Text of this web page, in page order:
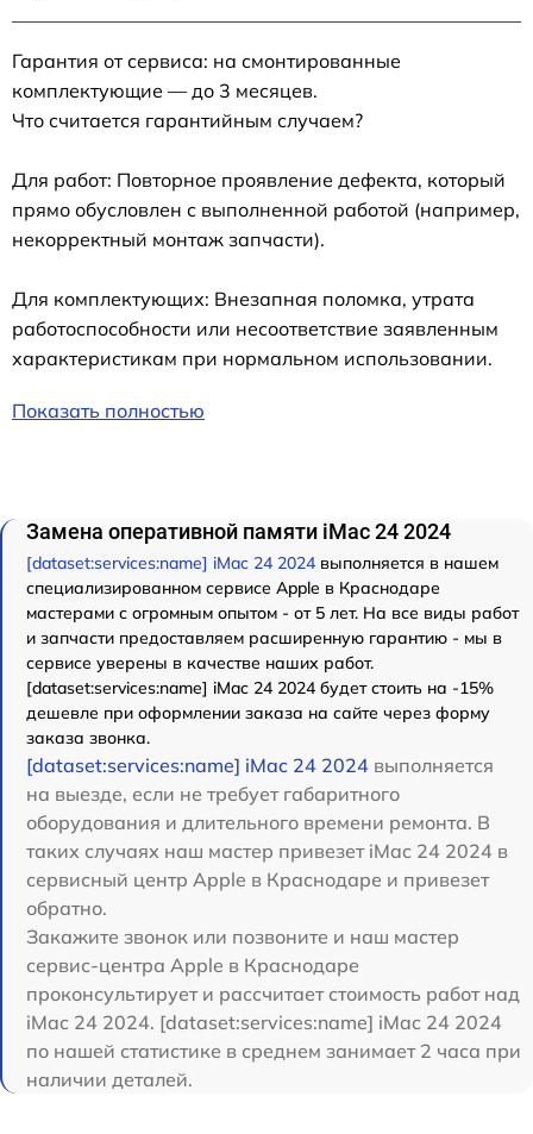
Гарантия от сервиса: на смонтированные
комплектующие — до 3 месяцев.
Что считается гарантийным случаем?
Для работ: Повторное проявление дефекта, который
прямо обусловлен с выполненной работой (например,
некорректный монтаж запчасти).
Для комплектующих: Внезапная поломка, утрата
работоспособности или несоответствие заявленным
характеристикам при нормальном использовании.
Показать полностью
Замена оперативной памяти iMac 24 2024
[dataset:services:name] iMac 24 2024 выполняется в нашем
специализированном сервисе Apple в Краснодаре
мастерами с огромным опытом - от 5 лет. На все виды работ
и запчасти предоставляем расширенную гарантию - мы в
сервисе уверены в качестве наших работ.
[dataset:services:name] iMac 24 2024 будет стоить на -15%
дешевле при оформлении заказа на сайте через форму
заказа звонка.
[dataset:services:name] iMac 24 2024 выполняется
на выезде, если не требует габаритного
оборудования и длительного времени ремонта. В
таких случаях наш мастер привезет iMac 24 2024 в
сервисный центр Apple в Краснодаре и привезет
обратно.
Закажите звонок или позвоните и наш мастер
сервис-центра Apple в Краснодаре
проконсультирует и рассчитает стоимость работ над
iMac 24 2024. [dataset:services:name] iMac 24 2024
по нашей статистике в среднем занимает 2 часа при
наличии деталей.